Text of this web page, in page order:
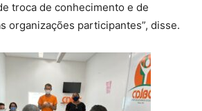
troca de conhecimento e de
organizações participantes”, disse.